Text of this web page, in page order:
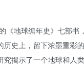
《地球编年史》七部书
历史上，留下浓墨重彩
究揭示了一个地球和人